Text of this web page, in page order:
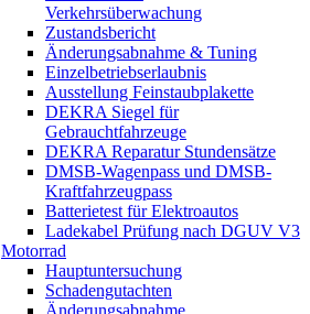
Verkehrsüberwachung
Zustandsbericht
Änderungsabnahme & Tuning
Einzelbetriebserlaubnis
Ausstellung Feinstaubplakette
DEKRA Siegel für
Gebrauchtfahrzeuge
DEKRA Reparatur Stundensätze
DMSB-Wagenpass und DMSB-
Kraftfahrzeugpass
Batterietest für Elektroautos
Ladekabel Prüfung nach DGUV V3
Motorrad
Hauptuntersuchung
Schadengutachten
Änderungsabnahme